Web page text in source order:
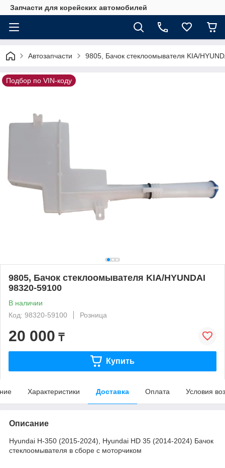
Запчасти для корейских автомобилей
Автозапчасти 9805, Бачок стеклоомывателя KIA/
Подбор по VIN-коду
9805, Бачок стеклоомывателя KIA/HYUNDAI
98320-59100
В наличии
Код: 98320-59100
Розница
20 000 ₸
Купить
Характеристики Доставка Оплата Условия
Описание
Hyundai H-350 (2015-2024), Hyundai HD 35 (2014-2024) Бачок
стеклоомывателя в сборе с моторчиком